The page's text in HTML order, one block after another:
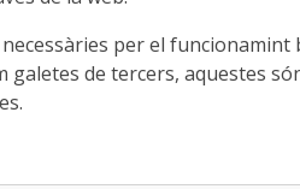
La
els
per el funcionamint
de tercers, aquestes